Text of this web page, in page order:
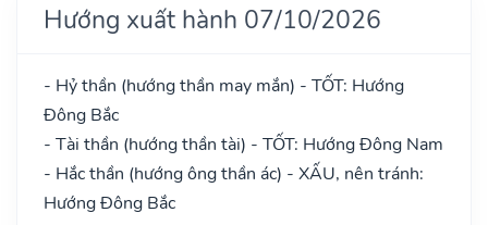
Hướng xuất hành 07/10/2026
- Hỷ thần (hướng thần may mắn) - TỐT: Hướng
Đông Bắc
- Tài thần (hướng thần tài) - TỐT: Hướng Đông Nam
- Hắc thần (hướng ông thần ác) - XẤU, nên tránh:
Hướng Đông Bắc